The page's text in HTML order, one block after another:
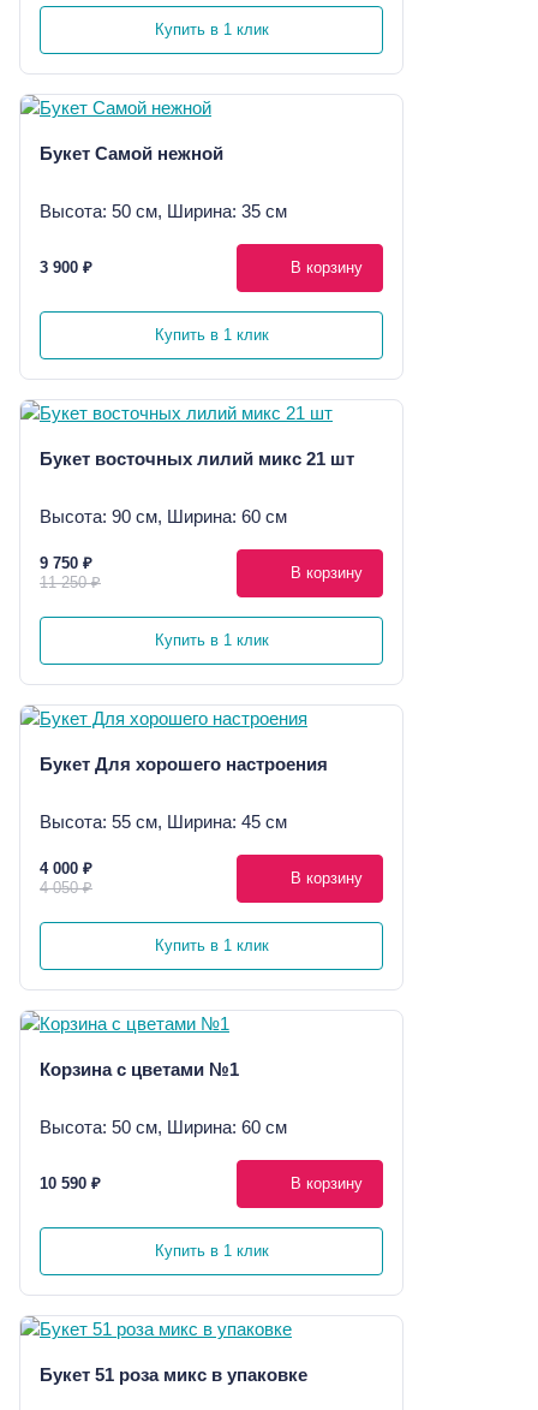
Купить в 1 клик
Букет Самой нежной
Высота: 50 см, Ширина: 35 см
3 900 ₽ В корзину
Купить в 1 клик
Букет восточных лилий микс 21 шт
Высота: 90 см, Ширина: 60 см
9 750 ₽
11 250 ₽
В корзину
Купить в 1 клик
Букет Для хорошего настроения
Высота: 55 см, Ширина: 45 см
4 000 ₽
4 050 ₽
В корзину
Купить в 1 клик
Корзина с цветами №1
Высота: 50 см, Ширина: 60 см
10 590 ₽ В корзину
Купить в 1 клик
Букет 51 роза микс в упаковке